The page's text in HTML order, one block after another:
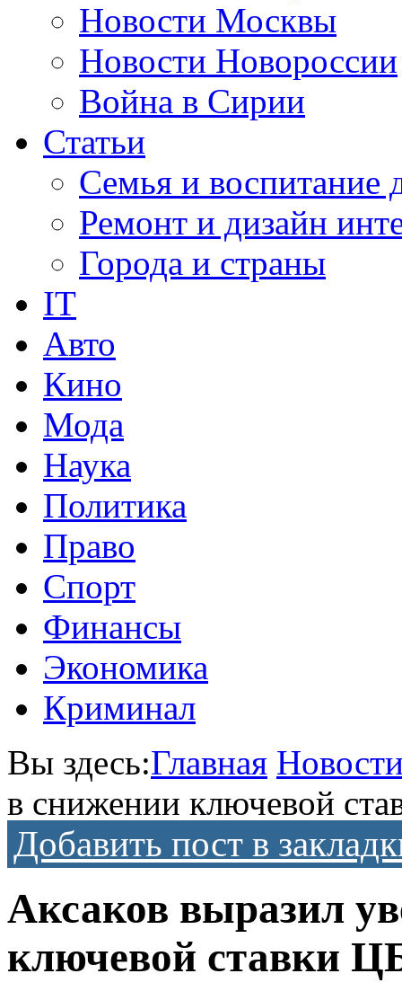
Новости Москвы
Новости Новороссии
Война в Сирии
Статьи
Семья и воспитание
Ремонт и дизайн
Города и страны
IT
Авто
Кино
Мода
Наука
Политика
Право
Спорт
Финансы
Экономика
Криминал
Вы здесь:Главная
в снижении ключевой
Добавить пост в
Аксаков выразил
ключевой ставки